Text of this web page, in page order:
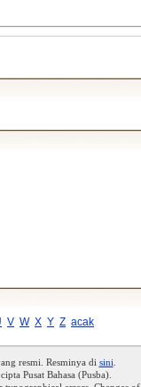
V W X Y Z acak
resmi. Resminya di sini.
Pusat Bahasa (Pusba).